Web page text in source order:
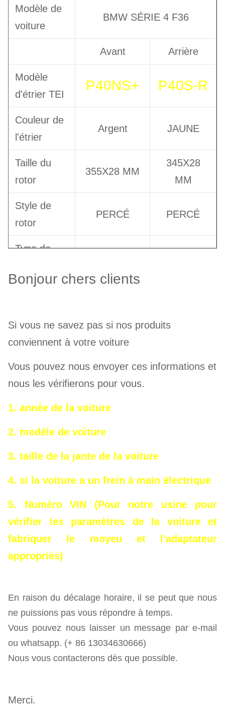
Modèle de
voiture
BMW SÉRIE 4 F36
Avant Arrière
Modèle
d'étrier TEI
P40NS+ P40S-R
Couleur de
l'étrier
Argent JAUNE
Taille du
rotor
355X28 MM
345X28
MM
Style de
rotor
PERCÉ PERCÉ
Type de
de frein
modèle d'étrier pour vérifier les informations sur
les produits. Par exemple, vous pouvez cliquer
freins P40NS+.
2. SPPA = Plaquette de frein en céramique
SSS, XSS, MSS = Plaquette de frein en métal
de course
Bonjour chers clients
Si vous ne savez pas si nos produits
conviennent à votre voiture
Vous pouvez nous envoyer ces informations et
nous les vérifierons pour vous.
1. année de la voiture
2. modèle de voiture
3. taille de la jante de la voiture
4. si la voiture a un frein à main électrique
5. Numéro VIN (Pour notre usine pour
vérifier les paramètres de la voiture et
fabriquer le moyeu et l'adaptateur
appropriés)
En raison du décalage horaire, il se peut que nous
ne puissions pas vous répondre à temps.
Vous pouvez nous laisser un message par e-mail
ou whatsapp. (+ 86 13034630666)
Nous vous contacterons dès que possible.
Merci.